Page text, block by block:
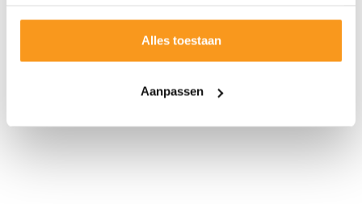
Alles toestaan
Aanpassen